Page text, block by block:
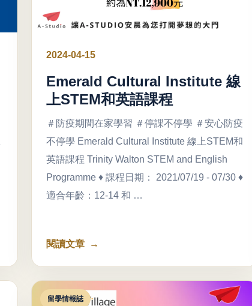
2024-04-15
Emerald Cultural Institute 線
上STEM和英語課程
＃防疫期間在家學習 ＃停課不停學 ＃安心防疫
不停學 Emerald Cultural Institute 線上STEM和
英語課程 Trinity Walton STEM and English
Programme ♦ 課程日期： 2021/07/19 - 07/30 ♦
適合年齡：12-14 和 …
閱讀文章
留學情報誌